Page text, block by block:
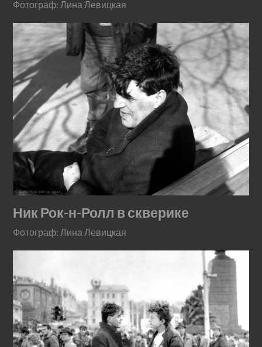
Фотограф: Лина Левицкая
Ник Рок-н-Ролл в скверике
Фотограф: Лина Левицкая